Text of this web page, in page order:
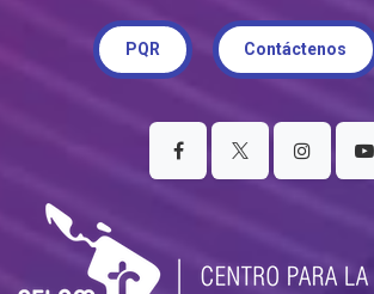
PQR Contáctenos